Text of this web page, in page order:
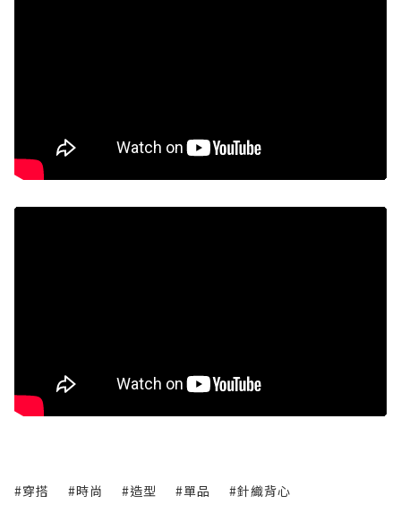
#穿搭 #時尚 #造型 #單品 #針織背心